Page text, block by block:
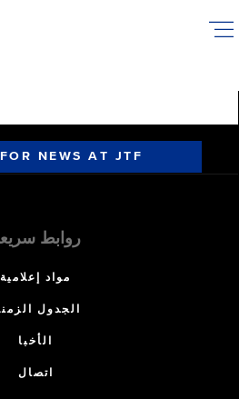
NEWS AT JTF
روابط
مواد إعلامية
الجدول
الأخبا
اتصال